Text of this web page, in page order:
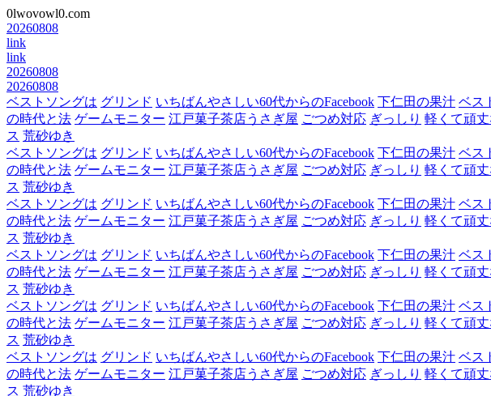
0lwovowl0.com
20260808
link
link
20260808
20260808
ベストソングは グリンド いちばんやさしい60代からのFacebook 下仁田の果汁 ベス
の時代と法 ゲームモニター 江戸菓子茶店うさぎ屋 ごつめ対応 ぎっしり 軽くて頑丈
ス 荒砂ゆき
ベストソングは グリンド いちばんやさしい60代からのFacebook 下仁田の果汁 ベス
の時代と法 ゲームモニター 江戸菓子茶店うさぎ屋 ごつめ対応 ぎっしり 軽くて頑丈
ス 荒砂ゆき
ベストソングは グリンド いちばんやさしい60代からのFacebook 下仁田の果汁 ベス
の時代と法 ゲームモニター 江戸菓子茶店うさぎ屋 ごつめ対応 ぎっしり 軽くて頑丈
ス 荒砂ゆき
ベストソングは グリンド いちばんやさしい60代からのFacebook 下仁田の果汁 ベス
の時代と法 ゲームモニター 江戸菓子茶店うさぎ屋 ごつめ対応 ぎっしり 軽くて頑丈
ス 荒砂ゆき
ベストソングは グリンド いちばんやさしい60代からのFacebook 下仁田の果汁 ベス
の時代と法 ゲームモニター 江戸菓子茶店うさぎ屋 ごつめ対応 ぎっしり 軽くて頑丈
ス 荒砂ゆき
ベストソングは グリンド いちばんやさしい60代からのFacebook 下仁田の果汁 ベス
の時代と法 ゲームモニター 江戸菓子茶店うさぎ屋 ごつめ対応 ぎっしり 軽くて頑丈
ス 荒砂ゆき